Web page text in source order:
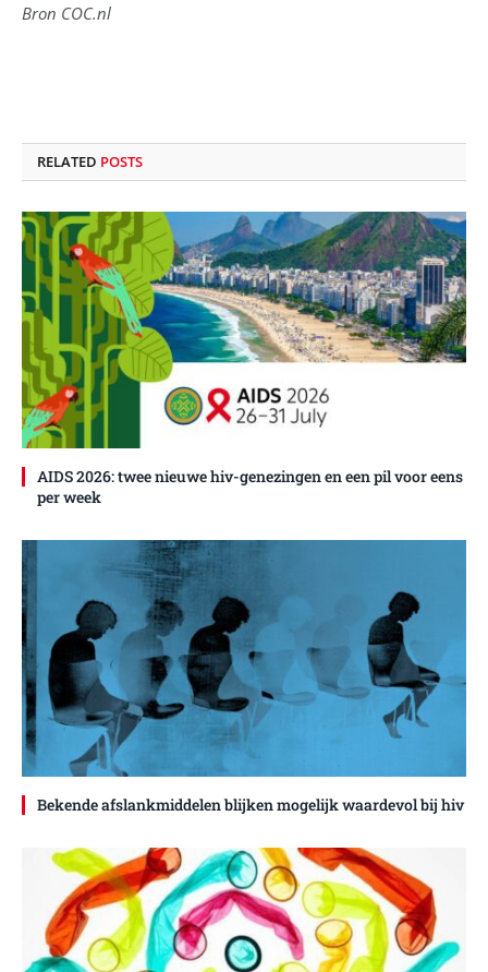
Bron COC.nl
RELATED POSTS
AIDS 2026: twee nieuwe hiv-genezingen en een pil voor eens
per week
Bekende afslankmiddelen blijken mogelijk waardevol bij hiv